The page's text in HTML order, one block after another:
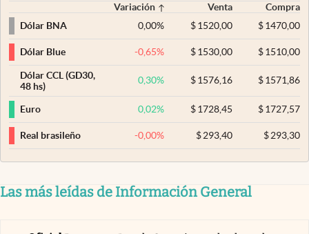
Variación Venta
Compra
Dólar BNA
0,00% $ 1520,00 $1470,00
Dólar Blue -0,65% $ 1530,00 $1510,00
Dólar CCL (GD30,
48 hs)
0,30% $ 1576,16 $1571,86
Euro 0,02% $ 1728,45 $1727,57
Real brasileño -0,00% $ 293,40 $293,30
Las más leídas de Información General